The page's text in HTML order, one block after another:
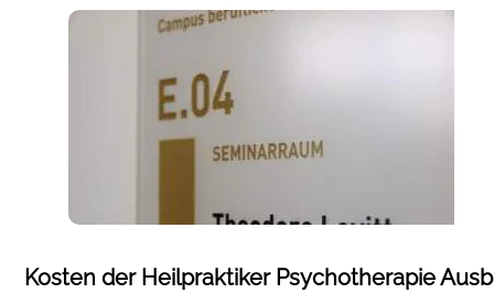
Kosten der Heilpraktiker Psychotherapie